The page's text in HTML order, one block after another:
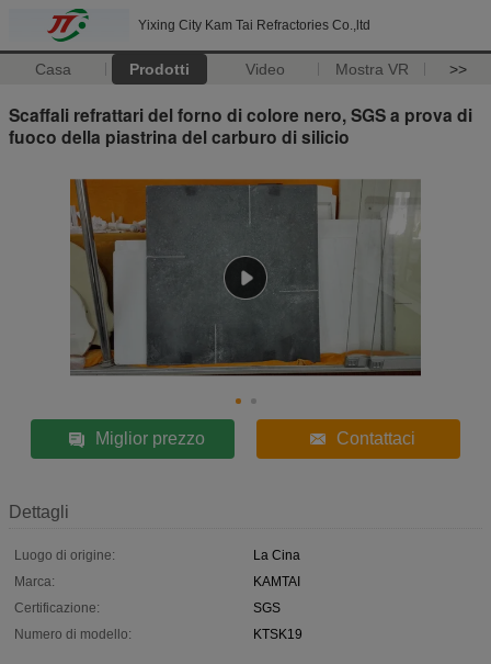
Yixing City Kam Tai Refractories Co.,ltd
Casa Prodotti Video Mostra VR >>
Scaffali refrattari del forno di colore nero, SGS a prova di
fuoco della piastrina del carburo di silicio
Miglior prezzo Contattaci
Dettagli
Luogo di origine:
La Cina
Marca:
KAMTAI
Certificazione:
SGS
Numero di modello:
KTSK19